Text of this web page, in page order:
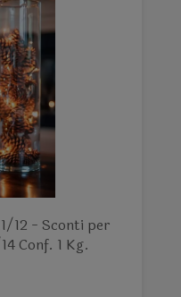
12 - Sconti per
Conf. 1 Kg.